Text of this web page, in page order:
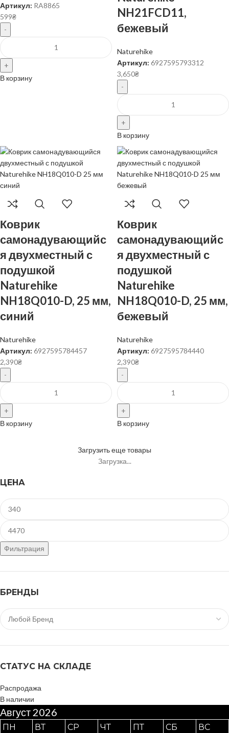
ЦЕНА
Фильтрация
БРЕНДЫ
СТАТУС НА СКЛАДЕ
Распродажа
В наличии
Артикул: RA8865
599₴
В корзину
NH21FCD11,
бежевый
Naturehike
Артикул: 6927595793312
3,650₴
В корзину
Коврик
самонадувающийс
я двухместный с
подушкой
Naturehike
NH18Q010-D, 25 мм,
синий
Naturehike
Артикул: 6927595784457
2,390₴
В корзину
Коврик
самонадувающийс
я двухместный с
подушкой
Naturehike
NH18Q010-D, 25 мм,
бежевый
Naturehike
Артикул: 6927595784440
2,390₴
В корзину
Загрузить еще товары
Загрузка...
Август 2026
ПН ВТ СР ЧТ ПТ СБ ВС